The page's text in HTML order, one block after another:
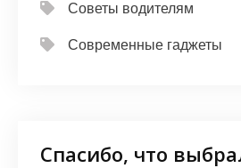
Советы водителям
Современные гаджеты
Спасибо, что